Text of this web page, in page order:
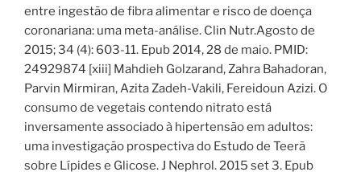
entre ingestão de fibra alimentar e risco de doença
coronariana: uma meta-análise. Clin Nutr.Agosto de
2015; 34 (4): 603-11. Epub 2014, 28 de maio. PMID:
24929874 [xiii] Mahdieh Golzarand, Zahra Bahadoran,
Parvin Mirmiran, Azita Zadeh-Vakili, Fereidoun Azizi. O
consumo de vegetais contendo nitrato está
inversamente associado à hipertensão em adultos:
uma investigação prospectiva do Estudo de Teerã
sobre Lípides e Glicose. J Nephrol. 2015 set 3. Epub